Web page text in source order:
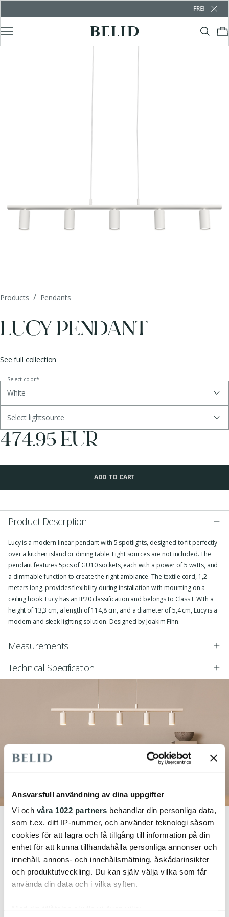
Ansvarsfull användning av dina uppgifter
Vi och våra 1022 partners behandlar din personliga data,
som t.ex. ditt IP-nummer, och använder teknologi såsom
cookies för att lagra och få tillgång till information på din
enhet för att kunna tillhandahålla personliga annonser och
innehåll, annons- och innehållsmätning, åskådarinsikter
och produktutveckling. Du kan själv välja vilka som får
använda din data och i vilka syften.
FREE SHIPPING
Products / Pendants
LUCY PENDANT
See full collection
Select color*
White
Select lightsource
474.95 EUR
ADD TO CART
Product Description
Lucy is a modern linear pendant with 5 spotlights, designed to fit perfectly
over a kitchen island or dining table. Light sources are not included. The
pendant features 5pcs of GU10 sockets, each with a power of 5 watts, and
a dimmable function to create the right ambiance. The textile cord, 1,2
meters long, provides flexibility during installation with mounting on a
ceiling hook. Lucy has an IP20 classification and belongs to Class I. With a
height of 13,3 cm, a length of 114,8 cm, and a diameter of 5,4 cm, Lucy is a
modern and sleek lighting solution. Designed by Joakim Fihn.
Measurements
Technical Specification